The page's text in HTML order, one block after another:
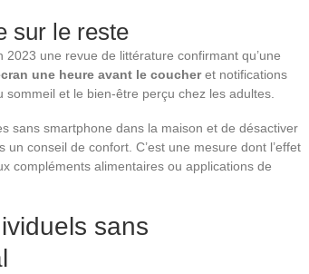
sur le reste
2023 une revue de littérature confirmant qu’une
une heure avant le coucheret notifications
et le bien-être perçu chez les adultes.
sans smartphone dans la maison et de désactiver
conseil de confort. C’est une mesure dont l’effet
compléments alimentaires ou applications de
sans